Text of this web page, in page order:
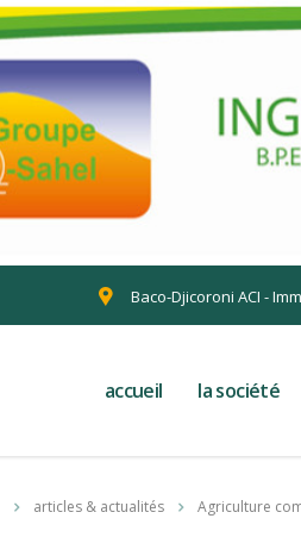
Baco-Djicoroni ACI -
accueil la société
articles & actualités Agriculture